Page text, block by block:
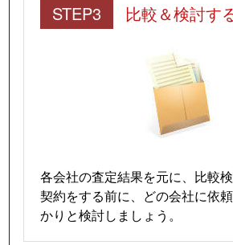
STEP3 比較＆検討す
各会社の査定結果を元に、比較検
契約をする前に、どの会社に依
かりと検討しましょう。